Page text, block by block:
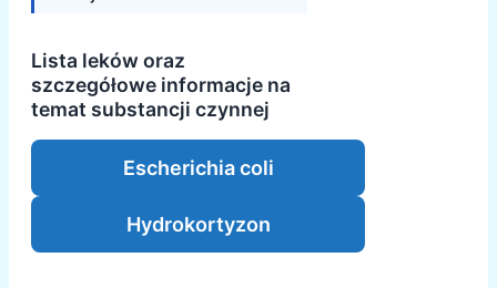
Lista leków oraz
szczegółowe informacje na
temat substancji czynnej
Escherichia coli
Hydrokortyzon